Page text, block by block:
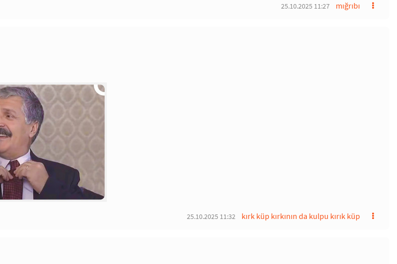
mığrıbı
25.10.2025 11:27
kırk küp kırkının da kulpu kırık küp
25.10.2025 11:32